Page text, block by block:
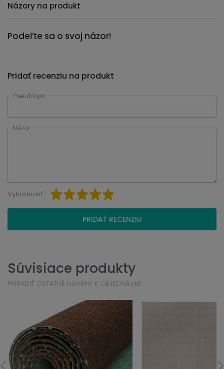
Názory na produkt
Podeľte sa o svoj názor!
Pridať recenziu na produkt
Pseudónym
Názor
Vyhodnotiť:
PRIDAŤ RECENZIU
Súvisiace produkty
PRIRADIŤ OSTATNÉ NÁVRHY K OBJEDNÁVKE